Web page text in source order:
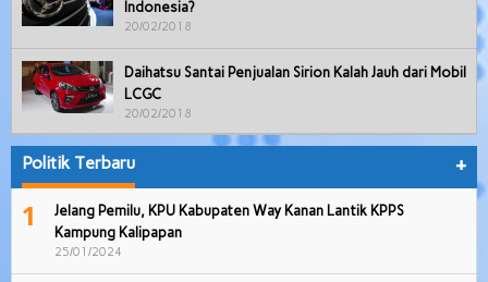
Indonesia?
20/02/2018
Daihatsu Santai Penjualan Sirion Kalah Jauh dari Mobil
LCGC
20/02/2018
Politik Terbaru +
1
Jelang Pemilu, KPU Kabupaten Way Kanan Lantik KPPS
Kampung Kalipapan
25/01/2024